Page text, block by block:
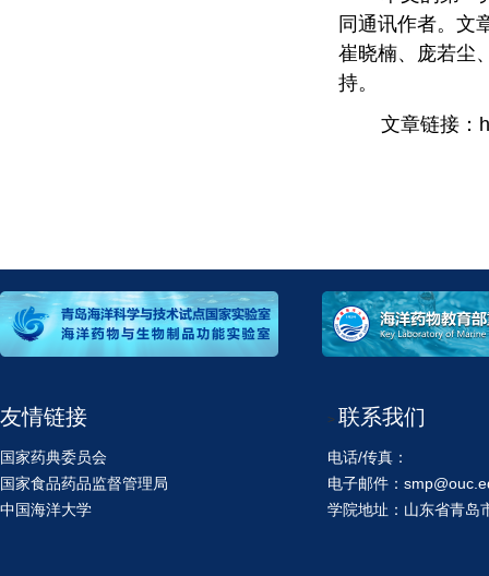
同通讯作者。文
崔晓楠、庞若尘
持。
文章链接：
友情链接
国家药典委员会
国家食品药品监督管理局
中国海洋大学
> 联系我们
电话/传真：
电子邮件：
学院地址：山东省青岛